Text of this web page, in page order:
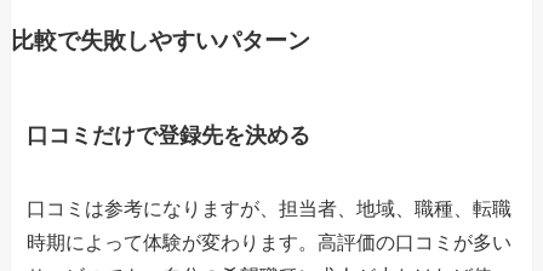
比較で失敗しやすいパターン
口コミだけで登録先を決める
口コミは参考になりますが、担当者、地域、職種、転職
時期によって体験が変わります。高評価の口コミが多い